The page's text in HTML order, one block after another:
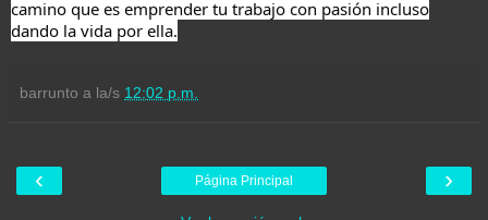
camino que es emprender tu trabajo con pasión incluso
dando la vida por ella.
barrunto a la/s 12:02 p.m.
‹ ›
Página Principal